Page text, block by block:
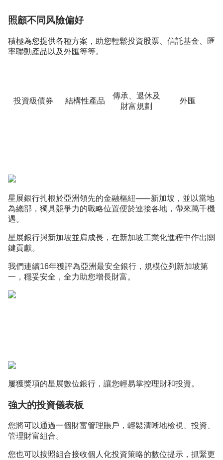
照顧不同⻛險偏好
積極為您提供各種⽅案，助您輕鬆投資股票、信託基金、匯
率聯動產品以及外匯等等。
投資級債券 結構性產品
傳承、退休及
財富規劃
外匯
星展銀⾏扎根於亞洲領先的⾦融樞紐⸺新加坡，並以當地
為總部，獨具競爭⼒的戰略位置便於連接各地，帶來萬千機
遇。
星展銀行與新加坡並肩成長，在新加坡⼯業化進程中作出關
鍵貢獻。
我們連續16年獲評為亞洲最安全銀⾏，規模位列新加坡第
一，穩妥安全，全力助您增長財富。
屢獲獎項的星展數位銀⾏，讓您輕易掌控理財和投資。
強⼤的投資儀表板
您將可以通過⼀個財富管理賬⼾，輕鬆清晰地檢視、投資、
管理財富組合。
您也可以按照組合接收個⼈化投資策略的數位提⽰，抓緊更